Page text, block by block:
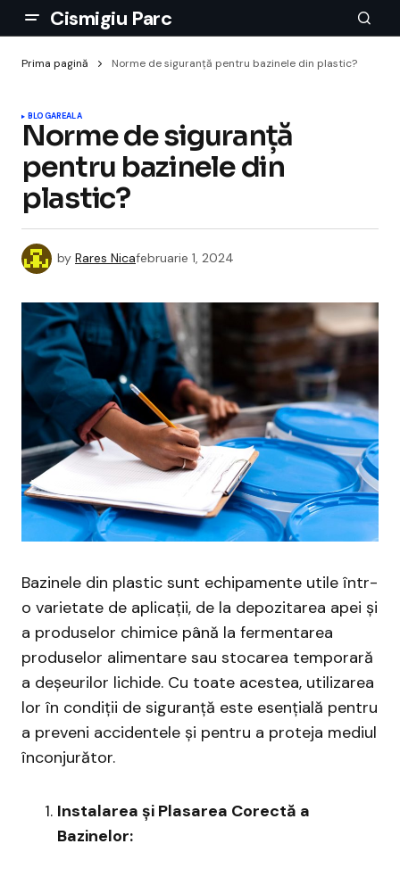
Cismigiu Parc
Prima pagină Norme de siguranță pentru bazinele din plastic?
BLOGAREALA
Norme de siguranță
pentru bazinele din
plastic?
by Rares Nicafebruarie 1, 2024
Bazinele din plastic sunt echipamente utile într-
o varietate de aplicații, de la depozitarea apei și
a produselor chimice până la fermentarea
produselor alimentare sau stocarea temporară
a deșeurilor lichide. Cu toate acestea, utilizarea
lor în condiții de siguranță este esențială pentru
a preveni accidentele și pentru a proteja mediul
înconjurător.
Instalarea și Plasarea Corectă a
Bazinelor: